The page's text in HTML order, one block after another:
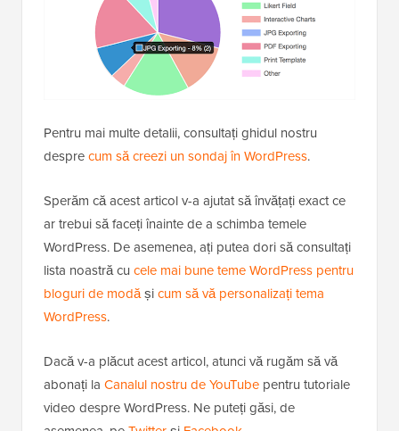
Pentru mai multe detalii, consultați ghidul nostru
desprecum să creezi un sondaj în WordPress.
Sperăm că acest articol v-a ajutat să învățați exact ce
ar trebui să faceți înainte de a schimba temele
WordPress. De asemenea, ați putea dori să consultați
lista noastră cu cele mai bune teme WordPress pentru
bloguri de modășicum să vă personalizați tema
WordPress.
Dacă v-a plăcut acest articol, atunci vă rugăm să vă
abonați la Canalul nostru de YouTube pentru tutoriale
video despre WordPress. Ne puteți găsi, de